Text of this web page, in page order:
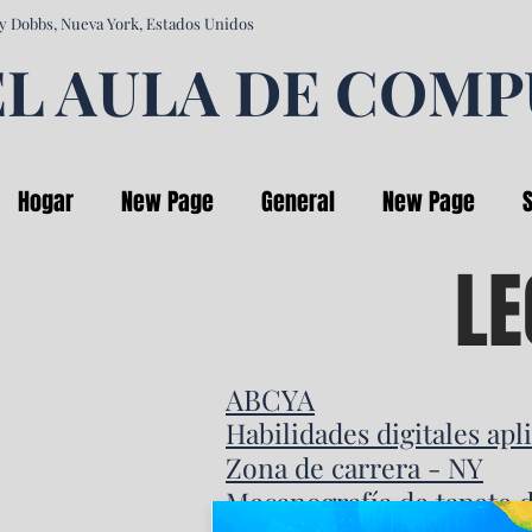
Dobbs, Nueva York, Estados Unidos
AULA DE
Hogar New Page General New Page
ABCYA
Habilidades digitales
Zona de carrera - NY
Mecanografía de tapete